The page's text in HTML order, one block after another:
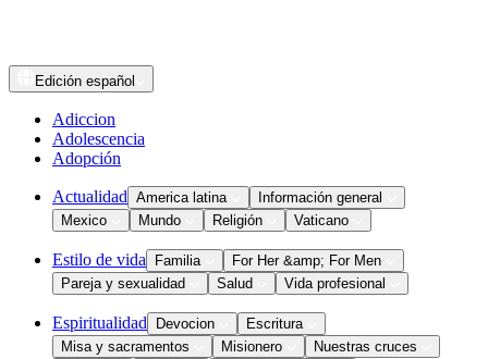
Edición español
Adiccion
Adolescencia
Adopción
Actualidad America latina
Información general
Mexico
Mundo Religión Vaticano
Estilo de vida Familia
For Her &amp; For Men
Pareja y sexualidad
Salud Vida profesional
Espiritualidad Devocion
Escritura
Misa y sacramentos
Misionero
Nuestras cruces